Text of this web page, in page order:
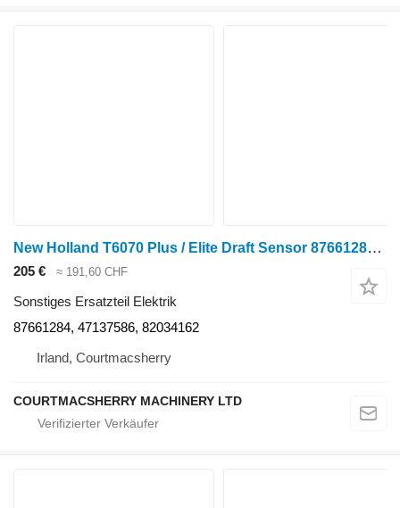
New Holland T6070 Plus / Elite Draft Sensor 87661284, 47137586, 82034162
205 € ≈ 191,60 CHF
Sonstiges Ersatzteil Elektrik
87661284, 47137586, 82034162
Irland, Courtmacsherry
COURTMACSHERRY MACHINERY LTD